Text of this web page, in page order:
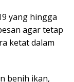
yang hingga
agar tetap
ketat dalam
benih ikan,